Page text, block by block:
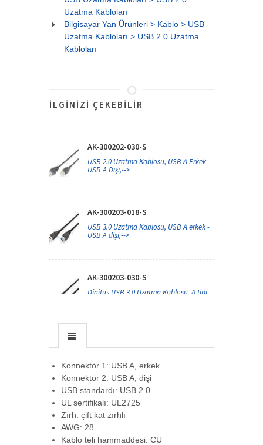
Uzatma Kabloları
Bilgisayar Yan Ürünleri > Kablo > USB
Uzatma Kabloları > USB 2.0 Uzatma
Kabloları
İLGINIZI ÇEKEBILIR
AK-300202-030-S
USB 2.0 Uzatma Kablosu, USB A Erkek -
USB A Dişi,-->
AK-300203-018-S
USB 3.0 Uzatma Kablosu, USB A erkek -
USB A dişi,-->
AK-300203-030-S
Digitus USB 3.0 Uzatma Kablosu, A tipi
Erkek <-> Tip C -->
ATEN-UE3415F
15 m Ultra HD USB-C Active Optical
Cable
Konnektör 1: USB A, erkek
Konnektör 2: USB A, dişi
USB standardı: USB 2.0
UL sertifikalı: UL2725
Zırh: çift kat zırhlı
AWG: 28
Kablo teli hammaddesi: CU